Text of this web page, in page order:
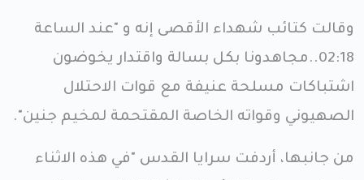
وقالت كتائب شهداء الأقصى إنه و "عند الساعة
02:18..مجاهدونا بكل بسالة واقتدار يخوضون
اشتباكات مسلحة عنيفة مع قوات الاحتلال
الصهيوني وقواته الخاصة المقتحمة لمخيم جنين".
من جانبها، أردفت سرايا القدس "في هذه الاثناء